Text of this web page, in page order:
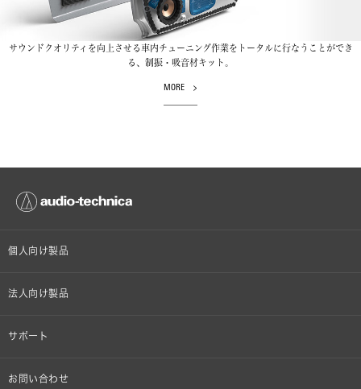
サウンドクオリティを向上させる車内チューニング作業をトータルに行なうことができ
る、制振・吸音材キット。
MORE
個人向け製品
オンラインストア限定
法人向け製品
設備音響機器
サポート
個人向け製品サポート
お問い合わせ